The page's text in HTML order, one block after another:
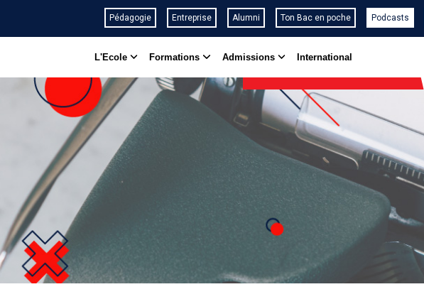
Pédagogie Entreprise Alumni Ton Bac en poche Podcasts
NAVIGATION
L'Ecole Formations Admissions International
Fil
d'Ariane